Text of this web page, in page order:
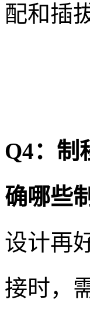
配和插
Q4：制
确哪些
设计再
接时，